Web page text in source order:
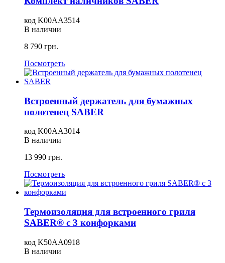
код K00AA3514
В наличии
8 790 грн.
Посмотреть
Встроенный держатель для бумажных
полотенец SABER
код K00AA3014
В наличии
13 990 грн.
Посмотреть
Термоизоляция для встроенного гриля
SABER® с 3 конфорками
код K50AA0918
В наличии